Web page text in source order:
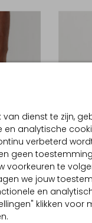
dienst te zijn,
en analytische
verbeterd
geen
voorkeuren te
we jouw
en
klikken voor